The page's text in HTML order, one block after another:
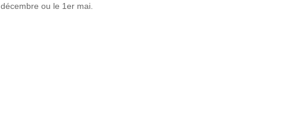
décembre ou le 1er mai.